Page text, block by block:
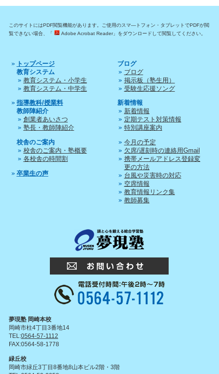
このサイトにはPDF閲覧機能があります。ご使用のスマ―トフォン・タブレットでPDFが閲
覧できない場合、「
Adobe Acrobat Reader」をダウンロードして閲覧してください。
トップページ
教育システム
教育システム・小学生
教育システム・中学生
指導教科/授業料
教師陣紹介
創業者あいさつ
塾長・教師陣紹介
校舎のご案内
校舎のご案内・塾概要
各校舎の時間割
卒業生の声
ブログ
ブログ
掲示板（塾生用）
受験生応援ソング
新着情報
新着情報
定期テスト対策情報
特別講座案内
今月の予定
欠席/遅刻時の連絡用Gmail
携帯メールアドレス登録変
更の方法
台風や災害時の対応
空席情報
教育情報リンク集
教師募集
夢現塾 岡崎本校
岡崎市柱4丁目3番地14
TEL:0564-57-1112
FAX:0564-58-1778
緑丘校
岡崎市緑丘3丁目8番地8山本ビル2階・3階